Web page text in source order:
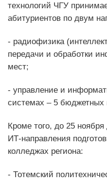
технологий ЧГУ
абитуриентов по двум
- радиофизика
передачи и обработки
мест;
- управление и
системах – 5 бюджетных
Кроме того, до 25
ИТ-направления
колледжах региона:
- Тотемский